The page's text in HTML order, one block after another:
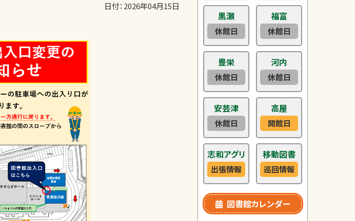
日付：2026年04月15日
黒瀬
休館日
福富
休館日
豊栄
休館日
河内
休館日
安芸津
休館日
高屋
開館日
志和アグリ
出張情報
移動図書
巡回情報
図書館カレンダー